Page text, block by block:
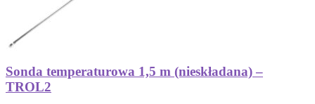
Sonda temperaturowa 1,5 m (nieskładana) –
TROL2